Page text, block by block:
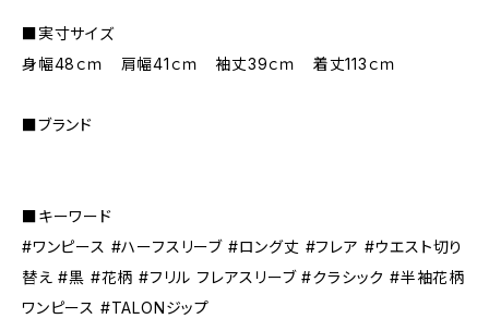
■実寸サイズ
身幅48ｃｍ 肩幅41ｃｍ 袖丈39ｃｍ 着丈113ｃｍ
■ブランド
■キーワード
#ワンピース #ハーフスリーブ #ロング丈 #フレア #ウエスト切り
替え #黒 #花柄 #フリル フレアスリーブ #クラシック #半袖花柄
ワンピース #TALONジップ